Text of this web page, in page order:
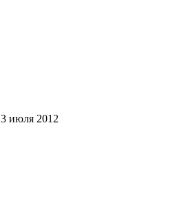
3 июля 2012